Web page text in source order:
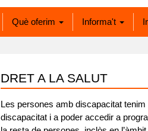
Què oferim Informa't
DRET A LA SALUT
Les persones amb discapacitattenim
discapacitat i a poder accedir a